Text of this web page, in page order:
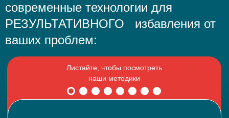
современные технологии для
РЕЗУЛЬТАТИВНОГО избавления от
ваших проблем: